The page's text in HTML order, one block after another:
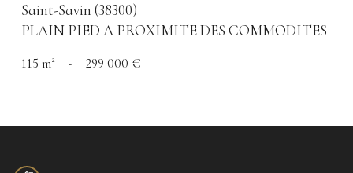
Saint-Savin (38300)
PLAIN PIED A PROXIMITE DES COMMODITES
115 m² - 299 000 €